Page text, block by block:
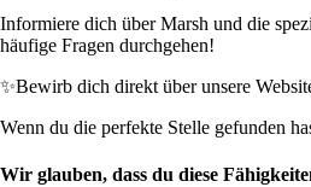
Informiere dich über Marsh und die
häufige Fragen durchgehen!
✨Bewirb dich direkt über unsere
Wenn du die perfekte Stelle gefunden
Wir glauben, dass du diese